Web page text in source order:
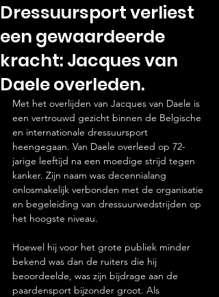
Dressuursport verliest
een gewaardeerde
kracht: Jacques van
Daele overleden.
Met het overlijden van Jacques van Daele is
een vertrouwd gezicht binnen de Belgische
en internationale dressuursport
heengegaan. Van Daele overleed op 72-
jarige leeftijd na een moedige strijd tegen
kanker. Zijn naam was decennialang
onlosmakelijk verbonden met de organisatie
en begeleiding van dressuurwedstrijden op
het hoogste niveau.
Hoewel hij voor het grote publiek minder
bekend was dan de ruiters die hij
beoordeelde, was zijn bijdrage aan de
paardensport bijzonder groot. Als